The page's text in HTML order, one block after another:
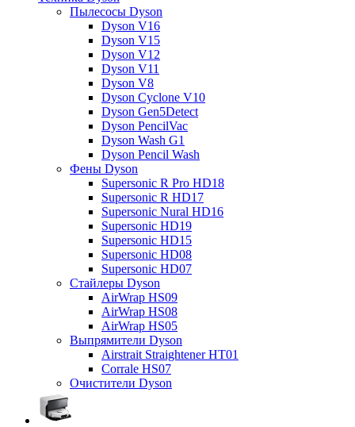
Пылесосы Dyson
Dyson V16
Dyson V15
Dyson V12
Dyson V11
Dyson V8
Dyson Cyclone V10
Dyson Gen5Detect
Dyson PencilVac
Dyson Wash G1
Dyson Pencil Wash
Фены Dyson
Supersonic R Pro HD18
Supersonic R HD17
Supersonic Nural HD16
Supersonic HD19
Supersonic HD15
Supersonic HD08
Supersonic HD07
Стайлеры Dyson
AirWrap HS09
AirWrap HS08
AirWrap HS05
Выпрямители Dyson
Airstrait Straightener HT01
Corrale HS07
Очистители Dyson